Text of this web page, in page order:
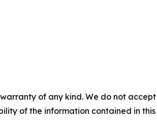
of any kind. We do not
of the information contained in